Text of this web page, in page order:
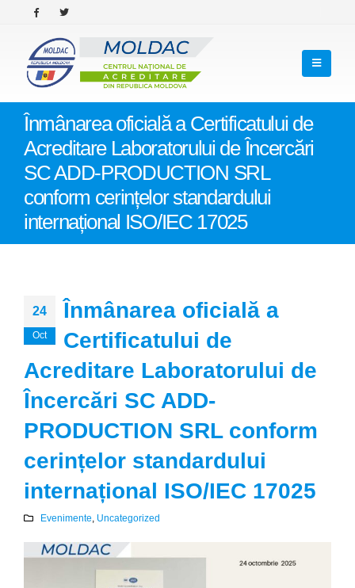
Înmânarea oficială a Certificatului de
Acreditare Laboratorului de Încercări
SC ADD-PRODUCTION SRL
conform cerințelor standardului
internațional ISO/IEC 17025
24
Oct
Înmânarea oficială a
Certificatului de
Acreditare Laboratorului de
Încercări SC ADD-
PRODUCTION SRL conform
cerințelor standardului
internațional ISO/IEC 17025
Evenimente Uncategorized